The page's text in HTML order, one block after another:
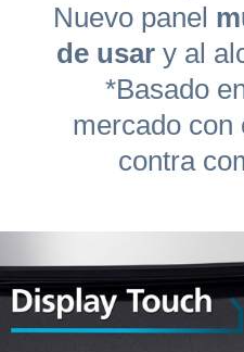
Nuevo panel
de usar y al
*Basado
mercado con
contra